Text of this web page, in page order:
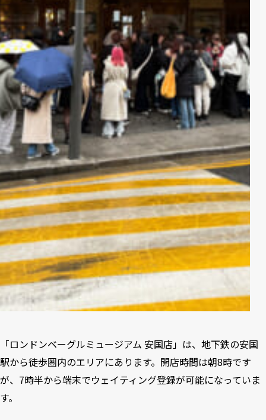
「ロンドンベーグルミュージアム 安国店」は、地下鉄の安国
駅から徒歩圏内のエリアにあります。開店時間は朝8時です
が、7時半から端末でウェイティング登録が可能になっていま
す。